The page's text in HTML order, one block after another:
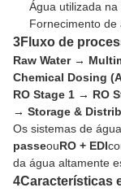
Água utilizada
Fornecimento de
3Fluxo de
Raw Water →
Chemical Dosing
RO Stage 1 → RO
→ Storage &
Os sistemas de
passeouRO + EDI
da água altamente
4Características